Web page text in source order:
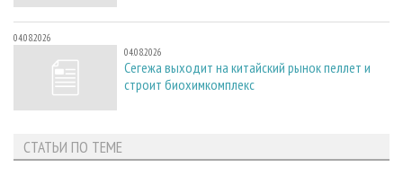
04.08.2026
04.08.2026
Сегежа выходит на китайский рынок пеллет и
строит биохимкомплекс
СТАТЬИ ПО ТЕМЕ